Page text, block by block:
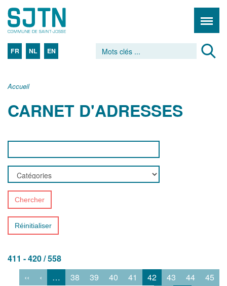
FR NL EN
Accueil
CARNET D'ADRESSES
Chercher
Réinitialiser
411 - 420 / 558
‹‹
‹ … 38 39 40 41 42 43 44
45